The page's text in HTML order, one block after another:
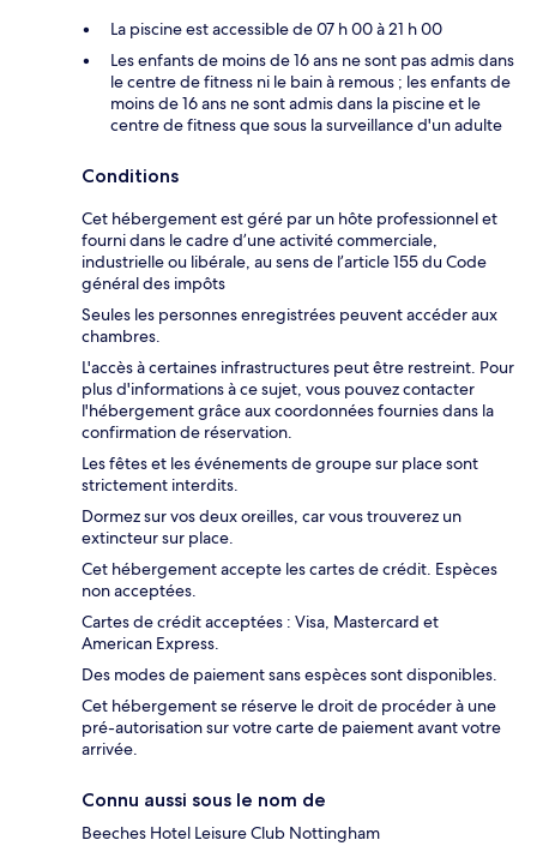
La piscine est accessible de 07 h 00 à 21 h 00
Les enfants de moins de 16 ans ne sont pas admis dans
le centre de fitness ni le bain à remous ; les enfants de
moins de 16 ans ne sont admis dans la piscine et le
centre de fitness que sous la surveillance d'un adulte
Conditions
Cet hébergement est géré par un hôte professionnel et
fourni dans le cadre d’une activité commerciale,
industrielle ou libérale, au sens de l’article 155 du Code
général des impôts
Seules les personnes enregistrées peuvent accéder aux
chambres.
L'accès à certaines infrastructures peut être restreint. Pour
plus d'informations à ce sujet, vous pouvez contacter
l'hébergement grâce aux coordonnées fournies dans la
confirmation de réservation.
Les fêtes et les événements de groupe sur place sont
strictement interdits.
Dormez sur vos deux oreilles, car vous trouverez un
extincteur sur place.
Cet hébergement accepte les cartes de crédit. Espèces
non acceptées.
Cartes de crédit acceptées : Visa, Mastercard et
American Express.
Des modes de paiement sans espèces sont disponibles.
Cet hébergement se réserve le droit de procéder à une
pré-autorisation sur votre carte de paiement avant votre
arrivée.
Connu aussi sous le nom de
Beeches Hotel Leisure Club Nottingham